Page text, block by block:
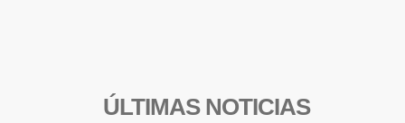
ÚLTIMAS NOTICIAS